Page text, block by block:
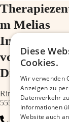
m Melias
Im Ärztehaus
vor der
Diakonie
Ringstr.64a
55543 Bad
0671 – 79467700
Diese
Cookies.
Wir verwenden
Anzeigen zu
Datenverkehr
Informationen
Website auch